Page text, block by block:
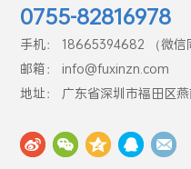
0755-82816978
手机： 18665394682 （微信
邮箱： info@fuxinzn.com
地址： 广东省深圳市福田区